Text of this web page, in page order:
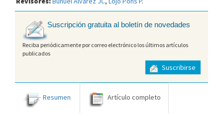
Suscripción gratuita al boletín de novedades
Reciba periódicamente por correo electrónico los últimos artículos
publicados
Suscribirse
Resumen Artículo completo